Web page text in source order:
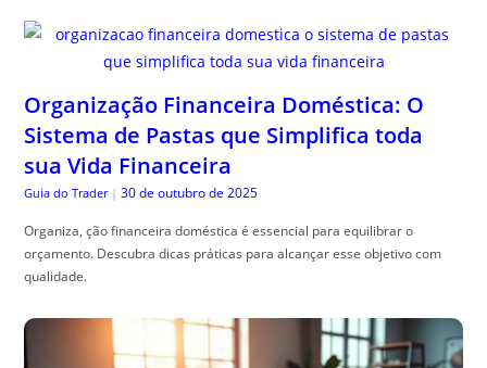
Organização Financeira Doméstica: O
Sistema de Pastas que Simplifica toda
sua Vida Financeira
Guia do Trader | 30 de outubro de 2025
Organiza, ção financeira doméstica é essencial para equilibrar o
orçamento. Descubra dicas práticas para alcançar esse objetivo com
qualidade.